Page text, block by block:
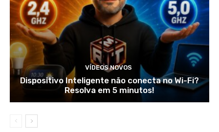
VÍDEOS NOVOS
Dispositivo Inteligente não conecta no Wi-Fi?
Resolva em 5 minutos!